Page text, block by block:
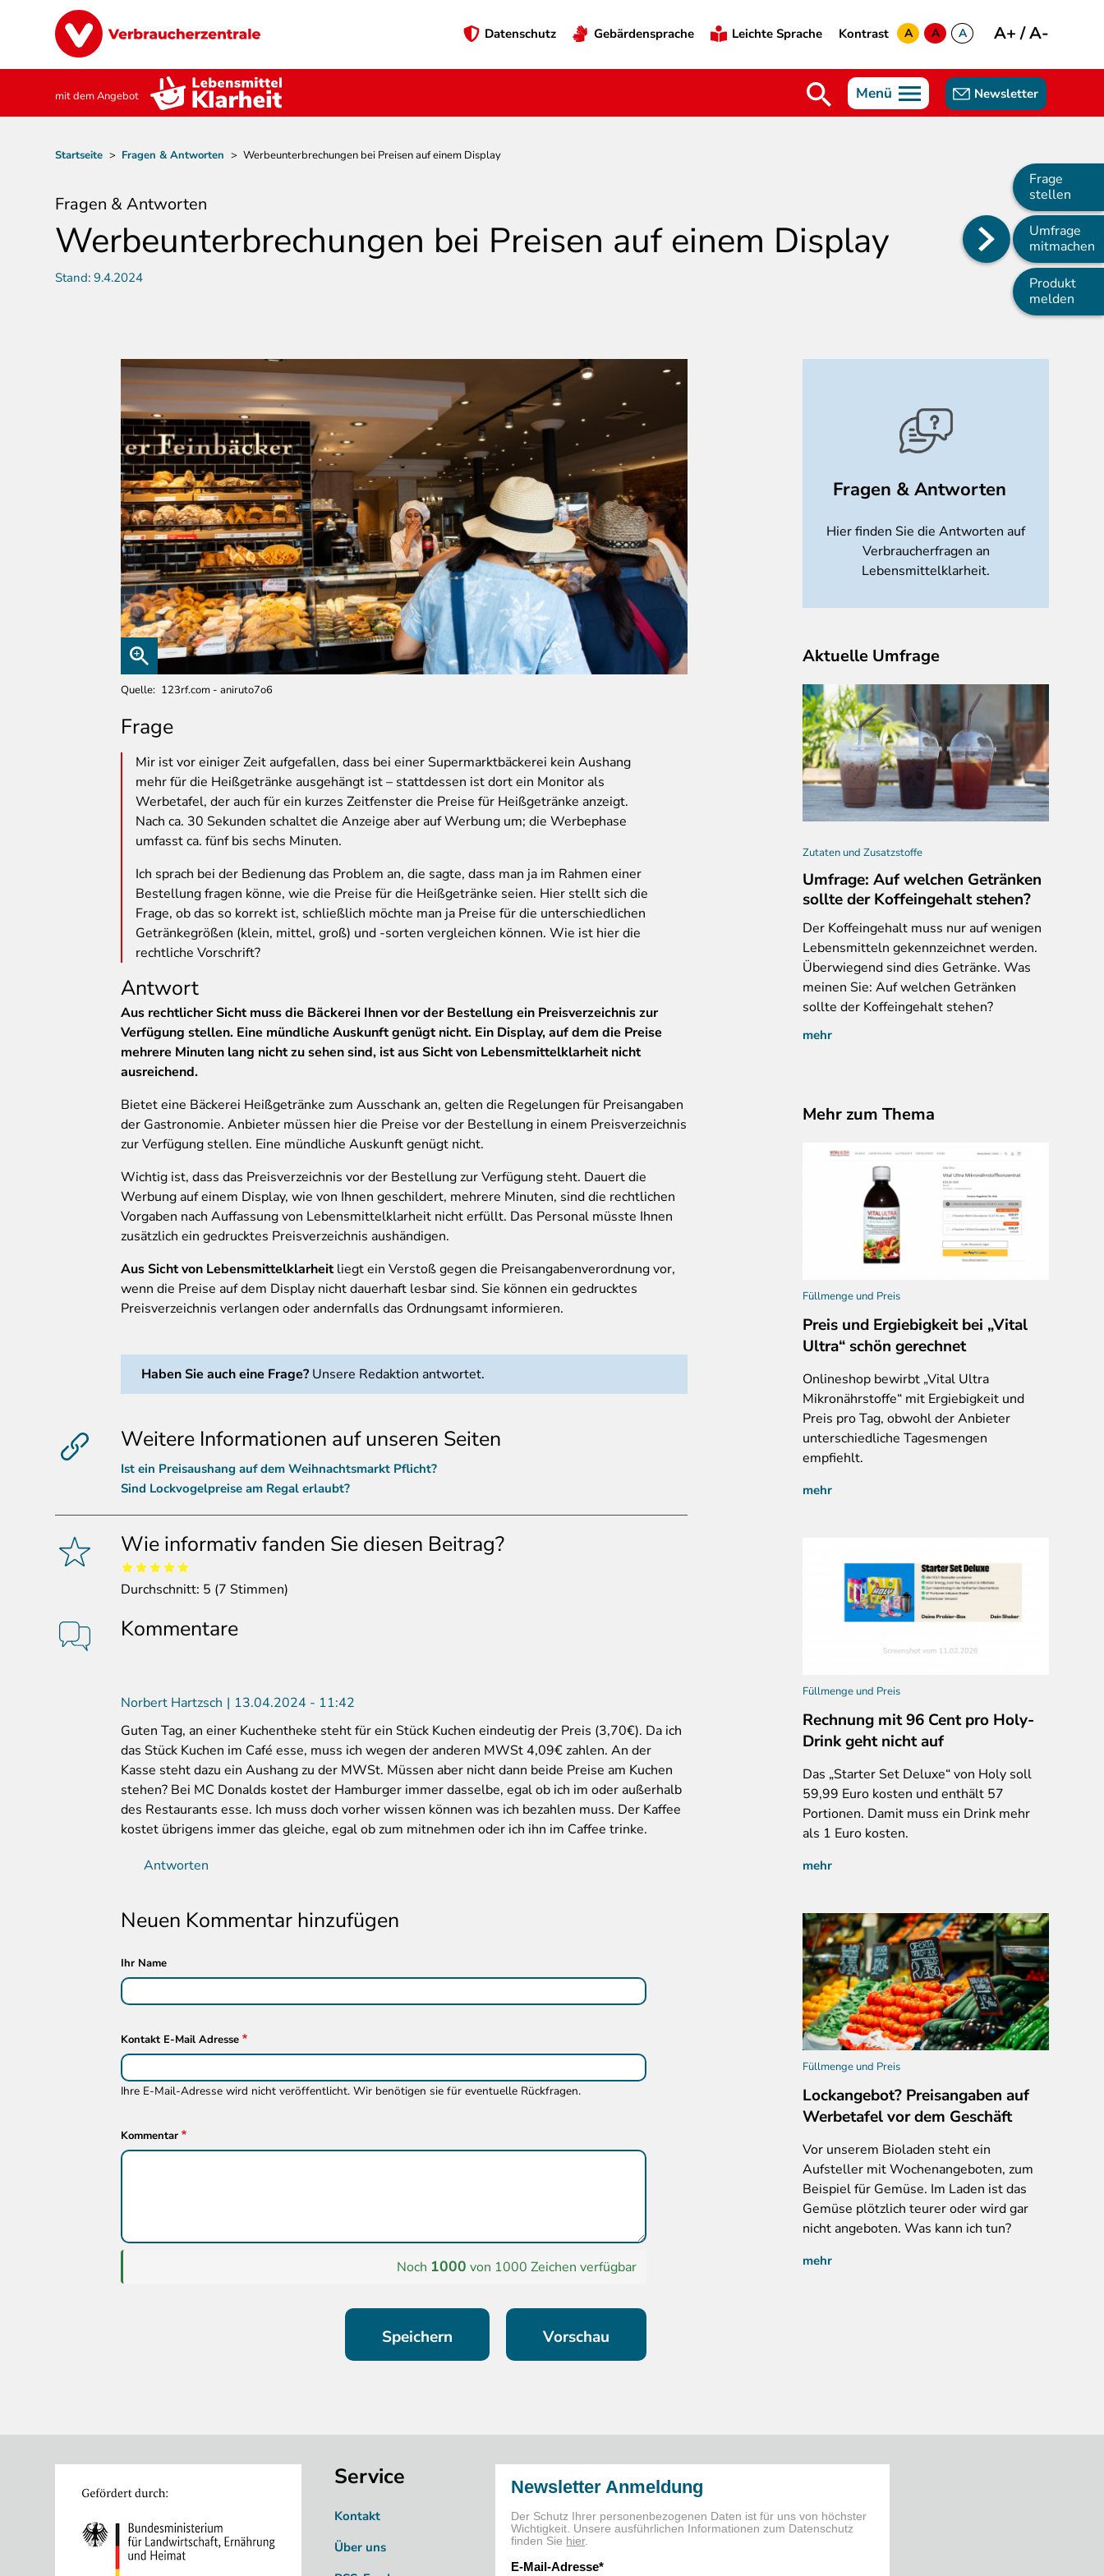
Image
Preheader
Datenschutz Gebärdensprache Leichte Sprache Kontrast
A
A
A
A+/A-
mit dem Angebot Menü Newsletter
Pfadnavigation
Startseite > Fragen & Antworten > Werbeunterbrechungen bei Preisen auf einem Display
Main
navigation
Frage
stellen
Umfrage
mitmachen
Produkt
melden
Fragen & Antworten
Werbeunterbrechungen bei Preisen auf einem Display
Stand: 9.4.2024
Quelle 123rf.com - aniruto7o6
Frage
Mir ist vor einiger Zeit aufgefallen, dass bei einer Supermarktbäckerei kein Aushang
mehr für die Heißgetränke ausgehängt ist – stattdessen ist dort ein Monitor als
Werbetafel, der auch für ein kurzes Zeitfenster die Preise für Heißgetränke anzeigt.
Nach ca. 30 Sekunden schaltet die Anzeige aber auf Werbung um; die Werbephase
umfasst ca. fünf bis sechs Minuten.
Ich sprach bei der Bedienung das Problem an, die sagte, dass man ja im Rahmen einer
Bestellung fragen könne, wie die Preise für die Heißgetränke seien. Hier stellt sich die
Frage, ob das so korrekt ist, schließlich möchte man ja Preise für die unterschiedlichen
Getränkegrößen (klein, mittel, groß) und -sorten vergleichen können. Wie ist hier die
rechtliche Vorschrift?
Antwort
Aus rechtlicher Sicht muss die Bäckerei Ihnen vor der Bestellung ein Preisverzeichnis zur
Verfügung stellen. Eine mündliche Auskunft genügt nicht. Ein Display, auf dem die Preise
mehrere Minuten lang nicht zu sehen sind, ist aus Sicht von Lebensmittelklarheit nicht
ausreichend.
Bietet eine Bäckerei Heißgetränke zum Ausschank an, gelten die Regelungen für Preisangaben
der Gastronomie. Anbieter müssen hier die Preise vor der Bestellung in einem Preisverzeichnis
zur Verfügung stellen. Eine mündliche Auskunft genügt nicht.
Wichtig ist, dass das Preisverzeichnis vor der Bestellung zur Verfügung steht. Dauert die
Werbung auf einem Display, wie von Ihnen geschildert, mehrere Minuten, sind die rechtlichen
Vorgaben nach Auffassung von Lebensmittelklarheit nicht erfüllt. Das Personal müsste Ihnen
zusätzlich ein gedrucktes Preisverzeichnis aushändigen.
Aus Sicht von Lebensmittelklarheitliegt ein Verstoß gegen die Preisangabenverordnung vor,
wenn die Preise auf dem Display nicht dauerhaft lesbar sind. Sie können ein gedrucktes
Preisverzeichnis verlangen oder andernfalls das Ordnungsamt informieren.
Haben Sie auch eine Frage? Unsere Redaktion antwortet.
Weitere Informationen auf unseren Seiten
Ist ein Preisaushang auf dem Weihnachtsmarkt Pflicht?
Sind Lockvogelpreise am Regal erlaubt?
Wie informativ fanden Sie diesen Beitrag?
Durchschnitt: 5 (7 Stimmen)
Kommentare
Norbert Hartzsch
13.04.2024 - 11:42
Guten Tag, an einer Kuchentheke steht für ein Stück Kuchen eindeutig der Preis (3,70€). Da ich
das Stück Kuchen im Café esse, muss ich wegen der anderen MWSt 4,09€ zahlen. An der
Kasse steht dazu ein Aushang zu der MWSt. Müssen aber nicht dann beide Preise am Kuchen
stehen? Bei MC Donalds kostet der Hamburger immer dasselbe, egal ob ich im oder außerhalb
des Restaurants esse. Ich muss doch vorher wissen können was ich bezahlen muss. Der Kaffee
kostet übrigens immer das gleiche, egal ob zum mitnehmen oder ich ihn im Caffee trinke.
Antworten
Neuen Kommentar hinzufügen
Ihr Name
Kontakt E-Mail Adresse
Ihre E-Mail-Adresse wird nicht veröffentlicht. Wir benötigen sie für eventuelle Rückfragen.
Kommentar
Noch 1000 von 1000 Zeichen verfügbar
Fragen & Antworten
Hier finden Sie die Antworten auf
Verbraucherfragen an
Lebensmittelklarheit.
Aktuelle Umfrage
Zutaten und Zusatzstoffe
Umfrage: Auf welchen Getränken
sollte der Koffeingehalt stehen?
Der Koffeingehalt muss nur auf wenigen
Lebensmitteln gekennzeichnet werden.
Überwiegend sind dies Getränke. Was
meinen Sie: Auf welchen Getränken
sollte der Koffeingehalt stehen?
mehr
Mehr zum Thema
Füllmenge und Preis
Preis und Ergiebigkeit bei „Vital
Ultra“ schön gerechnet
Onlineshop bewirbt „Vital Ultra
Mikronährstoffe“ mit Ergiebigkeit und
Preis pro Tag, obwohl der Anbieter
unterschiedliche Tagesmengen
empfiehlt.
mehr
Füllmenge und Preis
Rechnung mit 96 Cent pro Holy-
Drink geht nicht auf
Das „Starter Set Deluxe“ von Holy soll
59,99 Euro kosten und enthält 57
Portionen. Damit muss ein Drink mehr
als 1 Euro kosten.
mehr
Füllmenge und Preis
Lockangebot? Preisangaben auf
Werbetafel vor dem Geschäft
Vor unserem Bioladen steht ein
Aufsteller mit Wochenangeboten, zum
Beispiel für Gemüse. Im Laden ist das
Gemüse plötzlich teurer oder wird gar
nicht angeboten. Was kann ich tun?
mehr
Service
Kontakt
Über uns